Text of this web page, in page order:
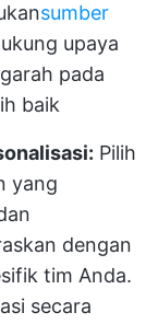
sumber
upaya
pada
baik
Pilih
yang
dengan
tim Anda.
secara